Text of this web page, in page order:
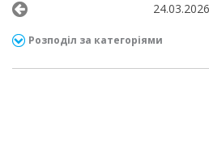
24.03.2026
Розподіл за категоріями